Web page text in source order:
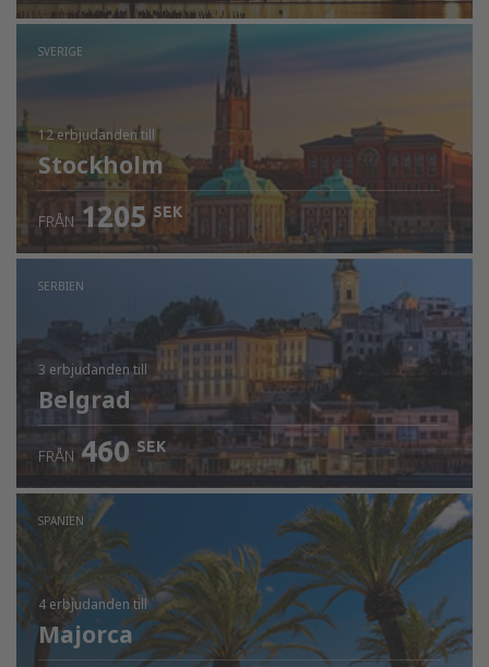
SVERIGE
12 erbjudandentill
Stockholm
FRÅN 1205 SEK
SERBIEN
3 erbjudandentill
Belgrad
FRÅN 460 SEK
SPANIEN
4 erbjudandentill
Majorca